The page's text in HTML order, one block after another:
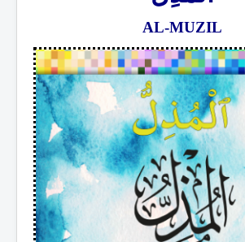
AL-MUZIL